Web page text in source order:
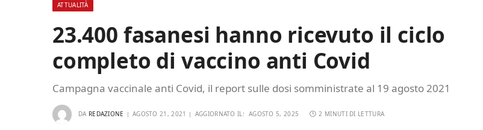
ATTUALITÀ
23.400 fasanesi hanno ricevuto il ciclo
completo di vaccino anti Covid
Campagna vaccinale anti Covid, il report sulle dosi somministrate al 19 agosto 2021
DA REDAZIONE AGOSTO 21, 2021 AGGIORNATO IL: AGOSTO 5, 2025 2 MINUTI DI LETTURA